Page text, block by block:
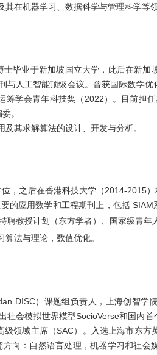
在机器学习、数据科学与管理科学等
毕业于新加坡国立大学，此后在新加
与人工智能顶级会议。曾获国际数学
学会青年科技奖（2022）。目前担
。
其求解算法的设计、开发与分析。
，之后在香港科技大学（2014-2015
的应用数学和工程期刊上，包括 SIAM
教授计划（东方学者）、国家级青年
法与理论，数值优化。
DISC）课题组负责人，上海创智学
社会模拟世界模型SocioVerse和国内
领域主席（SAC）。入选上海市东方
向：自然语言处理，机器学习和社会